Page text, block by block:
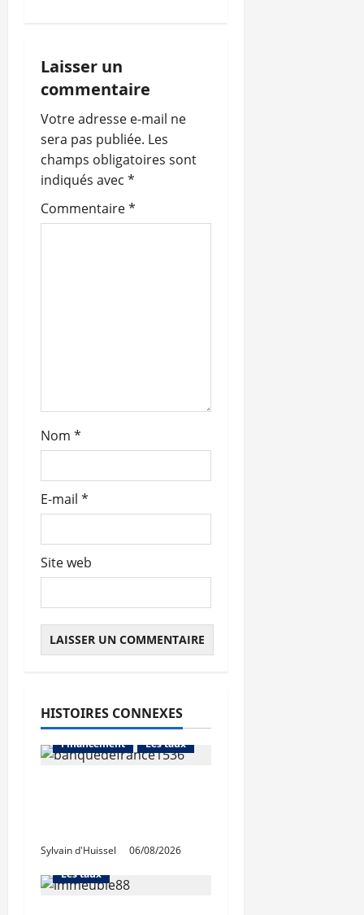
o
n
d
’
a
e
Laisser un
commentaire
Votre adresse e-mail ne
sera pas publiée. Les
champs obligatoires sont
indiqués avec *
Commentaire*
Nom *
E-mail *
Site web
HISTOIRES CONNEXES
Abonnés
Financement
Les taux
Sylvain d'Huissel 06/08/2026
L'avis des courtiers
Les taux